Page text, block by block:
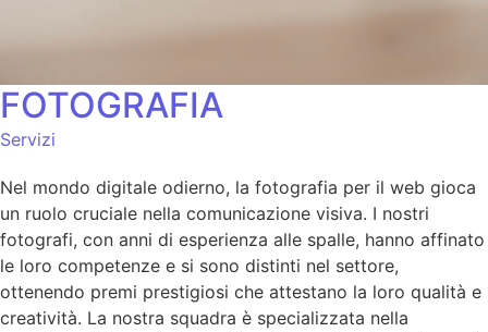
FOTOGRAFIA
Servizi
Nel mondo digitale odierno, la fotografia per il web gioca
un ruolo cruciale nella comunicazione visiva. I nostri
fotografi, con anni di esperienza alle spalle, hanno affinato
le loro competenze e si sono distinti nel settore,
ottenendo premi prestigiosi che attestano la loro qualità e
creatività. La nostra squadra è specializzata nella